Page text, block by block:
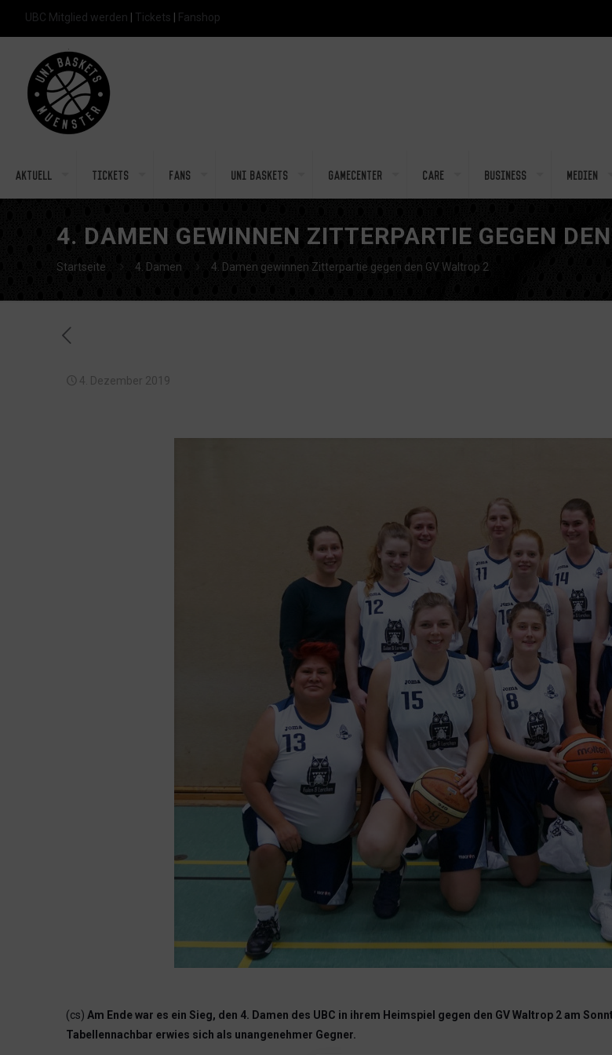
UBC Mitglied werden Tickets Fanshop
Aktuell Tickets Fans Uni Baskets Gamecenter Care Business Medien
4. DAMEN GEWINNEN ZITTERPARTIE GEGEN
Startseite 4. Damen 4. Damen gewinnen Zitterpartie gegen den GV Waltrop 2
4. Dezember 2019
(cs) Am Ende war es ein Sieg, den 4. Damen des UBC in ihrem Heimspiel gegen den GV Waltrop 2 am
Tabellennachbar erwies sich als unangenehmer Gegner.